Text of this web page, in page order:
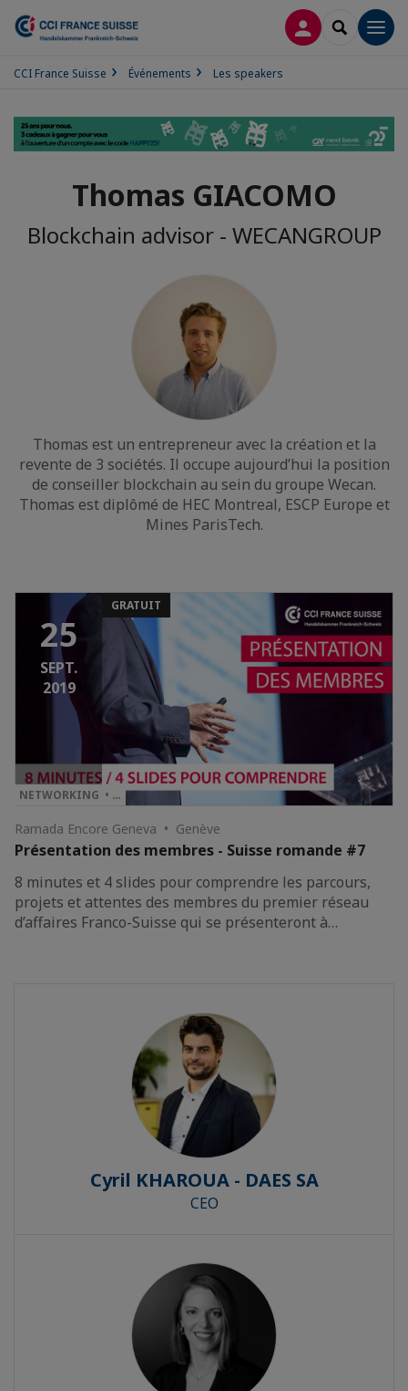
CONNEXION
CCI France Suisse Événements Les speakers
Thomas GIACOMO
Blockchain advisor - WECANGROUP
Thomas est un entrepreneur avec la création et la
revente de 3 sociétés. Il occupe aujourd’hui la position
de conseiller blockchain au sein du groupe Wecan.
Thomas est diplômé de HEC Montreal, ESCP Europe et
Mines ParisTech.
25
SEPT.
2019
GRATUIT
NETWORKING • …
Ramada Encore Geneva • Genève
Présentation des membres - Suisse romande #7
8 minutes et 4 slides pour comprendre les parcours,
projets et attentes des membres du premier réseau
d’affaires Franco-Suisse qui se présenteront à…
Cyril KHAROUA - DAES SA
CEO